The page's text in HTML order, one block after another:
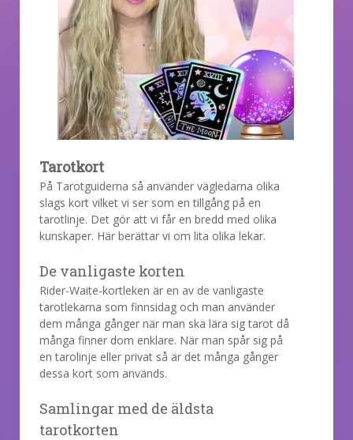
Tarotkort
På Tarotguiderna så använder vägledarna olika
slags kort vilket vi ser som en tillgång på en
tarotlinje. Det gör att vi får en bredd med olika
kunskaper. Här berättar vi om lita olika lekar.
De vanligaste korten
Rider-Waite-kortleken är en av de vanligaste
tarotlekarna som finnsidag och man använder
dem många gånger när man ska lära sig tarot då
många finner dom enklare. När man spår sig på
en tarolinje eller privat så är det många gånger
dessa kort som används.
Samlingar med de äldsta
tarotkorten